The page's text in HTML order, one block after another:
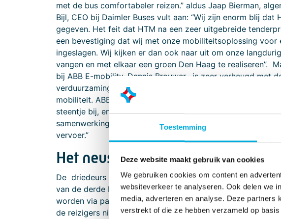
Toestemming
Deze website maakt gebruik van cookies
We gebruiken cookies om content en
websiteverkeer te analyseren. Ook delen we
media, adverteren en analyse. Deze partners
verstrekt of die ze hebben verzameld op
met de bus comfortabeler reizen.” aldus Jaap Bierman,
Bijl, CEO bij Daimler Buses vult aan: “Wij zijn enorm blij
gegeven. Het feit dat HTM na een zeer uitgebreide
een bevestiging dat wij met onze mobiliteitsoplossing
ingeslagen. Wij kijken er dan ook naar uit om onze
vangen en met elkaar een groen Den Haag te realiseren”.
bij ABB E-mobility, Dennis Brouwer, is zeer verheugd met
verduurzaming van de HTM busvloot is een prachtig
mobiliteit. ABB E-mobility draagt middels de levering van
steentje bij, en mag hierin optrekken met installatiepartner
samenwerking die vertrouwen wekt in een goede uitvoering
vervoer.”
Het neusje van de zalm
De driedeurs eCitaro en eCitaro G bussen beschikken
van de derde NMC generatie, waardoor een goede
worden via pantograaf geladen in de depots van HTM.
de reizigers niets tekort. Zo worden reizigers verwelkomd